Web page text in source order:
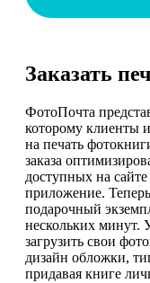
Заказать
ФотоПочта
которому клиенты
на печать
заказа
доступных на
приложение.
подарочный
нескольких минут.
загрузить свои
дизайн обложки,
придавая книге